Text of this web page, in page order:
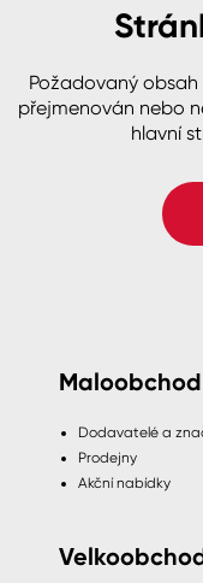
B2B
Česko
Plast,
Stěny
Fasády
Spreje
Požadovaný
přejmenován nebo
hlavní
Maloobchod
Dodavatelé a
Prodejny
Akční nabídky